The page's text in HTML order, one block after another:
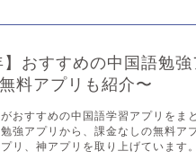
】おすすめの中国語勉
料アプリも紹介〜
おすすめの中国語学習アプリをま
強アプリから、課金なしの無料ア
リ、神アプリを取り上げています